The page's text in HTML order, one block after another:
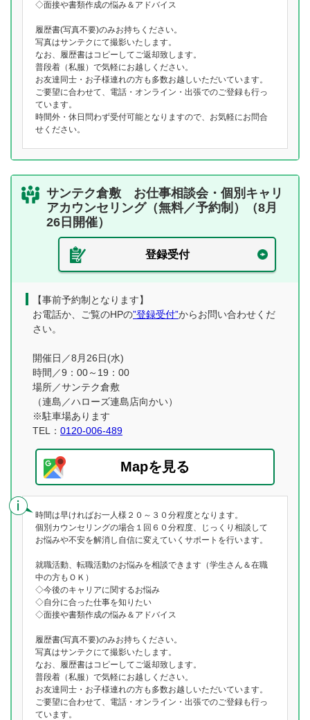
◇面接や書類作成の悩み＆アドバイス
履歴書(写真不要)のみお持ちください。
写真はサンテクにて撮影いたします。
なお、履歴書はコピーしてご返却致します。
普段着（私服）で気軽にお越しください。
お友達同士・お子様連れの方も多数お越しいただいています。
ご要望に合わせて、電話・オンライン・出張でのご登録も行っ
ています。
時間外・休日問わず受付可能となりますので、お気軽にお問合
せください。
サンテク倉敷 お仕事相談会・個別キャリ
アカウンセリング（無料／予約制）（8月
26日開催）
登録受付
【事前予約制となります】
お電話か、ご覧のHPの”登録受付”からお問い合わせくだ
さい。
開催日／8月26日(水)
時間／9：00～19：00
場所／サンテク倉敷
（連島／ハローズ連島店向かい）
※駐車場あります
TEL： 0120-006-489
Mapを見る
時間は早ければお一人様２０～３０分程度となります。
個別カウンセリングの場合１回６０分程度、じっくり相談して
お悩みや不安を解消し自信に変えていくサポートを行います。
就職活動、転職活動のお悩みを相談できます（学生さん＆在職
中の方もＯＫ）
◇今後のキャリアに関するお悩み
◇自分に合った仕事を知りたい
◇面接や書類作成の悩み＆アドバイス
履歴書(写真不要)のみお持ちください。
写真はサンテクにて撮影いたします。
なお、履歴書はコピーしてご返却致します。
普段着（私服）で気軽にお越しください。
お友達同士・お子様連れの方も多数お越しいただいています。
ご要望に合わせて、電話・オンライン・出張でのご登録も行っ
ています。